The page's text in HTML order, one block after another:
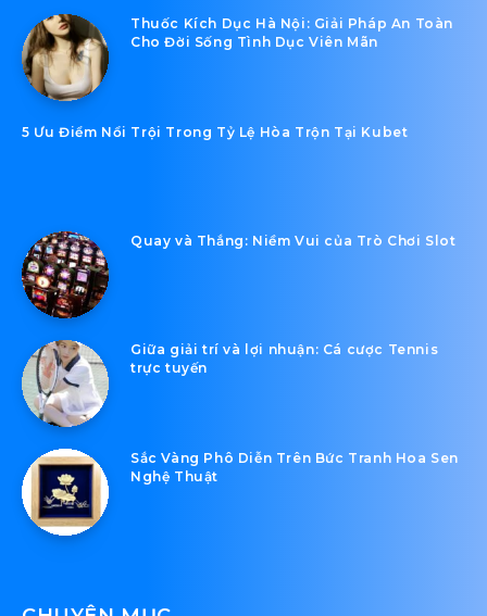
Thuốc Kích Dục Hà Nội: Giải Pháp An Toàn
Cho Đời Sống Tình Dục Viên Mãn
5 Ưu Điểm Nổi Trội Trong Tỷ Lệ Hòa Trộn Tại Kubet
Quay và Thắng: Niềm Vui của Trò Chơi Slot
Giữa giải trí và lợi nhuận: Cá cược Tennis
trực tuyến
Sắc Vàng Phô Diễn Trên Bức Tranh Hoa Sen
Nghệ Thuật